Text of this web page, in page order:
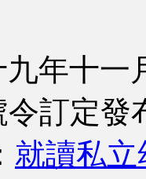
年十一
令訂定
就讀私